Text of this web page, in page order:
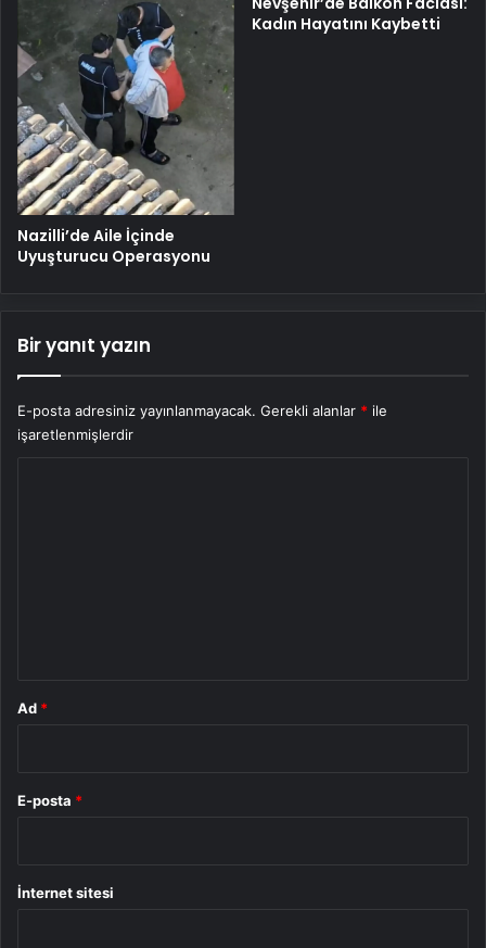
Nazilli’de Aile İçinde
Uyuşturucu Operasyonu
Kadın Hayatını Kaybetti
Bir yanıt yazın
E-posta adresiniz yayınlanmayacak. Gerekli alanlar * ile
işaretlenmişlerdir
Ad *
E-posta *
İnternet sitesi